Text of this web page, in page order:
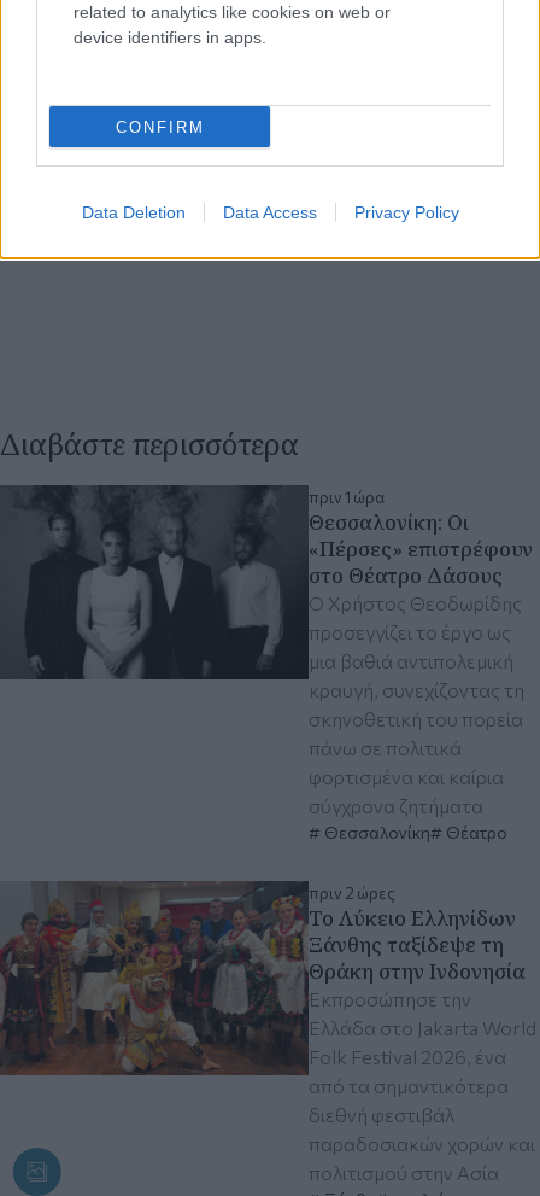
related to analytics like cookies on web or
device identifiers in apps.
CONFIRM
Data Deletion Data Access Privacy Policy
Διαβάστε περισσότερα
πριν 1 ώρα
Θεσσαλονίκη: Οι
«Πέρσες» επιστρέφουν
στο Θέατρο Δάσους
Ο Χρήστος Θεοδωρίδης
προσεγγίζει το έργο ως
μια βαθιά αντιπολεμική
κραυγή, συνεχίζοντας τη
σκηνοθετική του πορεία
πάνω σε πολιτικά
φορτισμένα και καίρια
σύγχρονα ζητήματα
Θεσσαλονίκη Θέατρο
πριν 2 ώρες
Το Λύκειο Ελληνίδων
Ξάνθης ταξίδεψε τη
Θράκη στην Ινδονησία
Εκπροσώπησε την
Ελλάδα στο Jakarta World
Folk Festival 2026, ένα
από τα σημαντικότερα
διεθνή φεστιβάλ
παραδοσιακών χορών και
πολιτισμού στην Ασία